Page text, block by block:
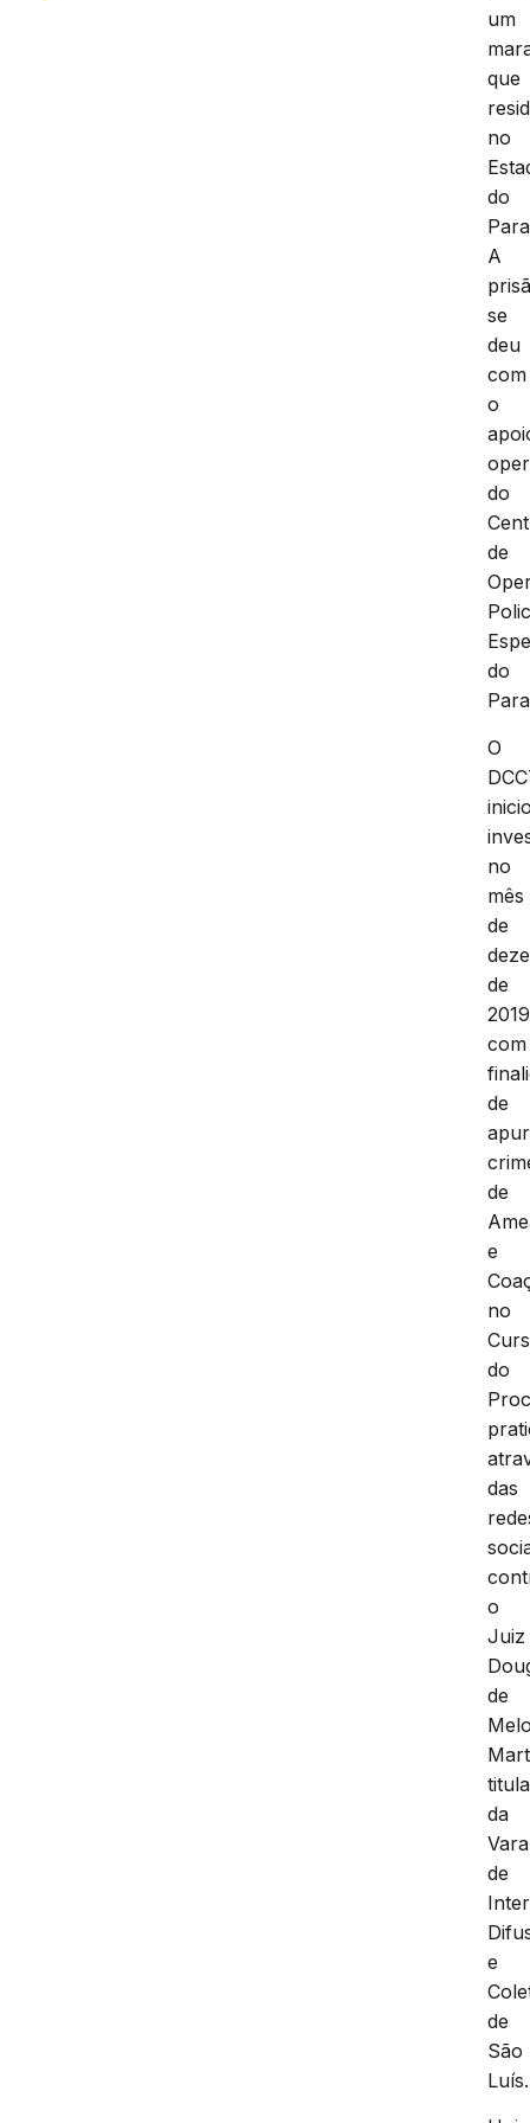
um
que
no
do
A
se
deu
com
o
do
de
do
O
no
mês
de
de
2019
com
de
de
e
no
do
das
o
Juiz
de
da
Vara
de
e
de
São
Luís.